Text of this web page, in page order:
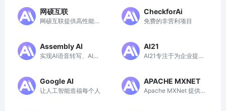
网硕互联
网硕互联提供高性能、
速搭建网站。
CheckforAi
免费的非营利项目
Assembly AI
实现AI语音转写、AI语
AI21
AI21专注于为企业提供
工作流程自动化。
Google AI
让人工智能造福每个人
APACHE MXNET
Apache MXNet 提供